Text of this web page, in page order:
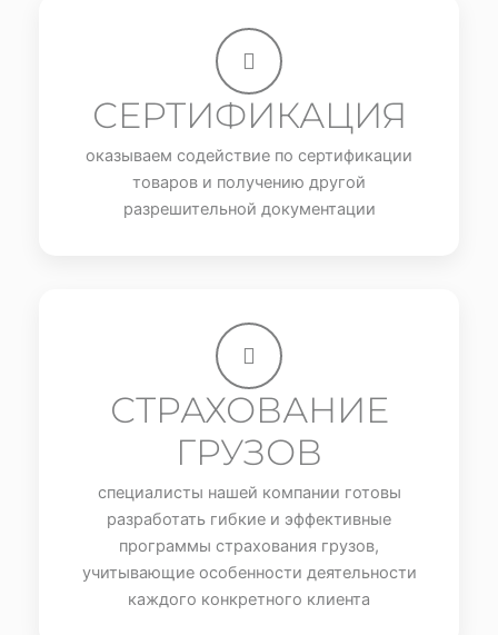
СЕРТИФИКАЦИЯ
оказываем содействие по сертификации
товаров и получению другой
разрешительной документации
СТРАХОВАНИЕ
ГРУЗОВ
специалисты нашей компании готовы
разработать гибкие и эффективные
программы страхования грузов,
учитывающие особенности деятельности
каждого конкретного клиента